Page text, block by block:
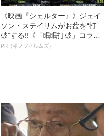
《映画『シェルター』》ジェイ
ソン・ステイサムがお盆を“打
破”する!!《「眠眠打破」コラ
ボ》
PR（キノフィルムズ）